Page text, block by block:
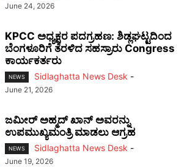
June 24, 2026
KPCC ಅಧ್ಯಕ್ಷರ ಪದಗ್ರಹಣ: ಶಿಡ್ಲಘಟ್ಟದಿಂದ
ಬೆಂಗಳೂರಿಗೆ ತೆರಳಿದ ಸಹಸ್ರಾರು Congress
ಕಾರ್ಯಕರ್ತರು
NEWS Sidlaghatta News Desk -
June 21, 2026
ಜಮೀರ್ ಅಹ್ಮದ್ ಖಾನ್ ಅವರನ್ನು
ಉಪಮುಖ್ಯಮಂತ್ರಿ ಮಾಡಲು ಆಗ್ರಹ
NEWS Sidlaghatta News Desk -
June 19, 2026